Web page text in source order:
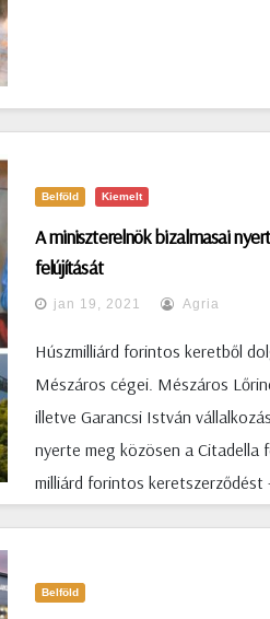
Belföld Kiemelt
A miniszterelnök bizalmasai
felújítását
jan 19, 2021 Agria
Húszmilliárd forintos keretből
Mészáros cégei. Mészáros
illetve Garancsi István
nyerte meg közösen a
milliárd forintos keretszerződést
döntöttek, a beruházást a
Belföld